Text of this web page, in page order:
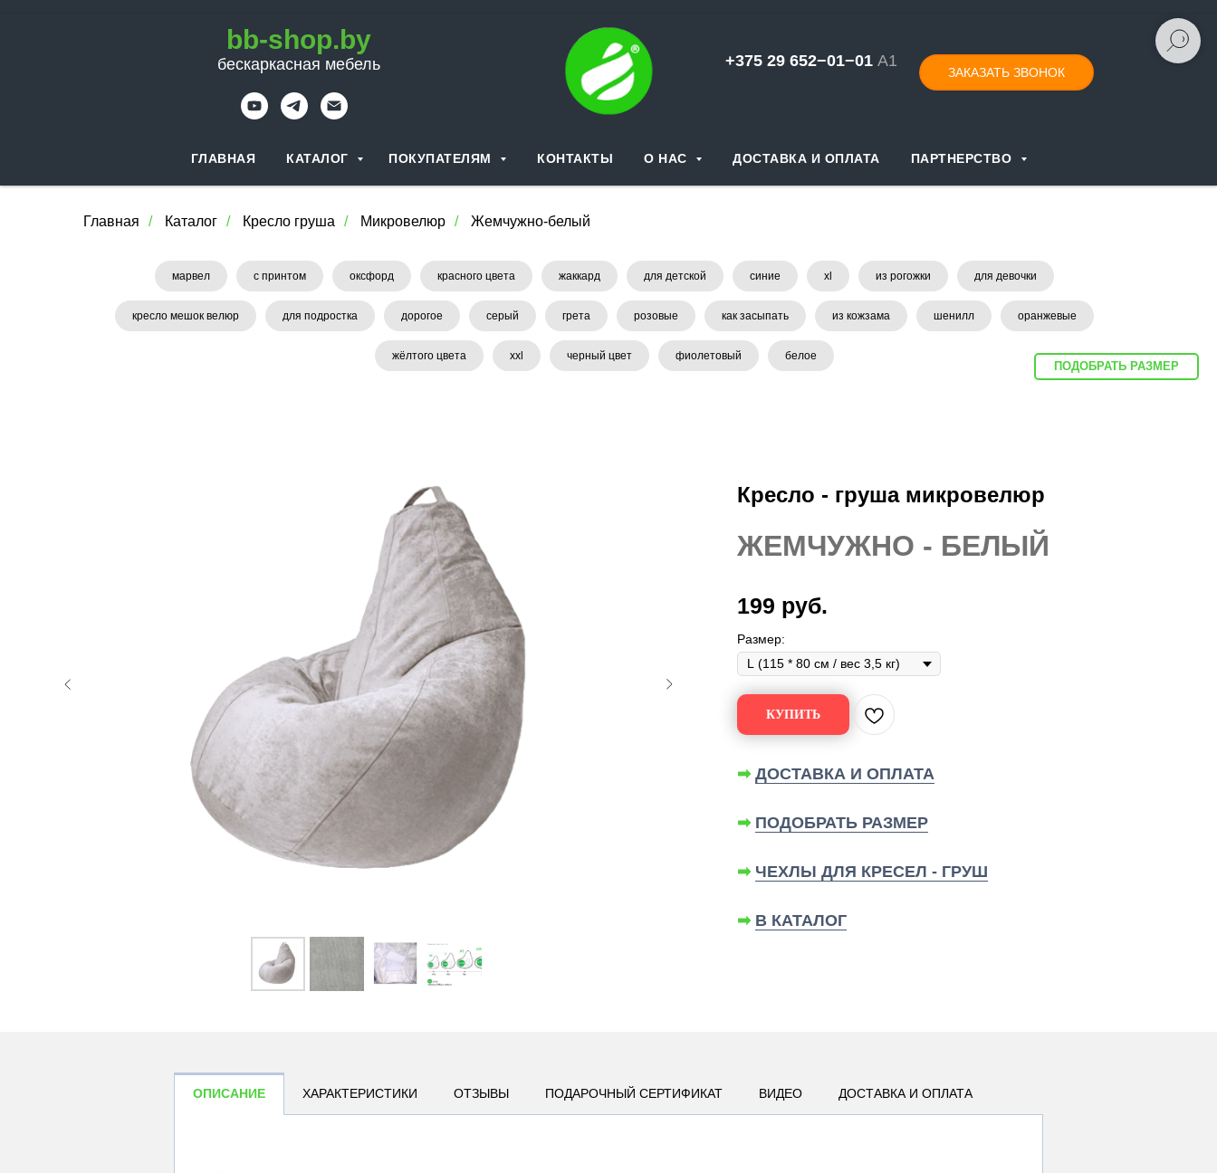
bb-shop.by
бескаркасная мебель +375 29 652−01−01 А1
ЗАКАЗАТЬ ЗВОНОК
ГЛАВНАЯ КАТАЛОГ ПОКУПАТЕЛЯМ КОНТАКТЫ О НАС ДОСТАВКА И ОПЛАТА ПАРТНЕРСТВО
Главная / Каталог / Кресло груша / Микровелюр / Жемчужно-белый
марвел с принтом оксфорд красного цвета жаккард для детской синие xl из рогожки для девочки
кресло мешок велюр для подростка дорогое серый грета розовые как засыпать из кожзама шенилл оранжевые
жёлтого цвета xxl черный цвет фиолетовый белое
ПОДОБРАТЬ РАЗМЕР
Кресло - груша микровелюр
ЖЕМЧУЖНО - БЕЛЫЙ
199 руб.
Размер:
КУПИТЬ
➡ ДОСТАВКА И ОПЛАТА
➡ ПОДОБРАТЬ РАЗМЕР
➡ ЧЕХЛЫ ДЛЯ КРЕСЕЛ - ГРУШ
➡ В КАТАЛОГ
ОПИСАНИЕ ХАРАКТЕРИСТИКИ ОТЗЫВЫ ПОДАРОЧНЫЙ СЕРТИФИКАТ ВИДЕО ДОСТАВКА И ОПЛАТА